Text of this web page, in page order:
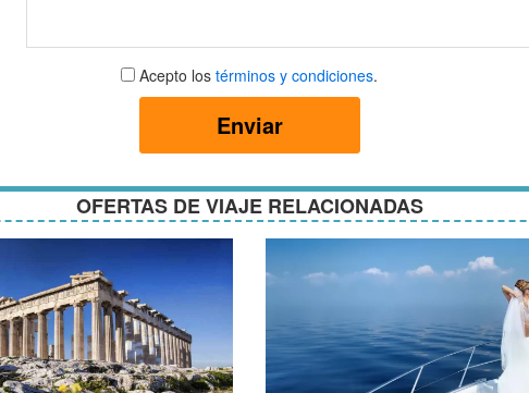
Aceptar
términos
Acepto los términos y condiciones.
Enviar
OFERTAS DE VIAJE RELACIONADAS